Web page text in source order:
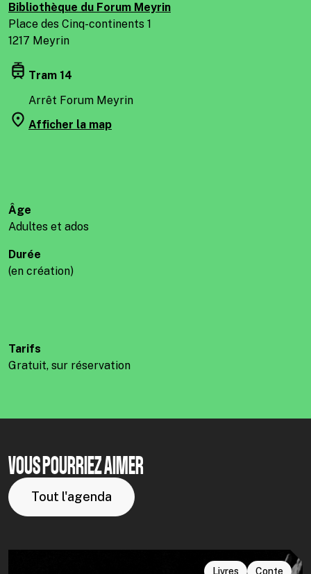
Bibliothèque du Forum Meyrin
Place des Cinq-continents 1
1217 Meyrin
Tram 14
Arrêt Forum Meyrin
Afficher la map
Âge
Adultes et ados
Durée
(en création)
Tarifs
Gratuit, sur réservation
VOUS POURRIEZ AIMER
Tout l'agenda
Livres Conte